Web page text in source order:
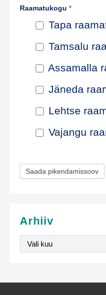
i
e
v
Raamatukogu *
Tapa
Tamsalu
Assamalla
Jäneda
Lehtse
Vajangu
Saada pikendamissoov
Arhiiv
Arhiiv